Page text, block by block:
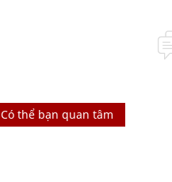
Có thể bạn quan tâm